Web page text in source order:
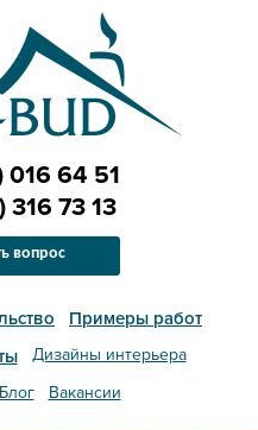
Примеры работ
Дизайны интерьера
Блог Вакансии
016 64 51
316 73 13
вопрос